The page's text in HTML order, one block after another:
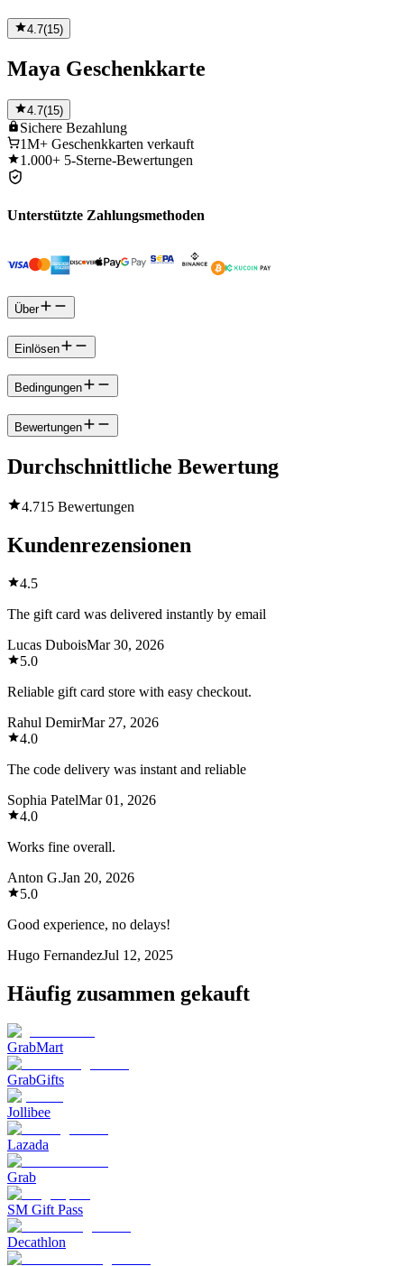
4.7(15)
Maya Geschenkkarte
4.7(15)
Sichere Bezahlung
1M+ Geschenkkarten verkauft
1.000+ 5-Sterne-Bewertungen
Unterstützte Zahlungsmethoden
Über
Einlösen
Bedingungen
Bewertungen
Durchschnittliche Bewertung
4.715 Bewertungen
Kundenrezensionen
4.5
The gift card was delivered instantly by email
Lucas DuboisMar 30, 2026
5.0
Reliable gift card store with easy checkout.
Rahul DemirMar 27, 2026
4.0
The code delivery was instant and reliable
Sophia PatelMar 01, 2026
4.0
Works fine overall.
Anton G.Jan 20, 2026
5.0
Good experience, no delays!
Hugo FernandezJul 12, 2025
Häufig zusammen gekauft
GrabMart
GrabGifts
Jollibee
Lazada
Grab
SM Gift Pass
Decathlon